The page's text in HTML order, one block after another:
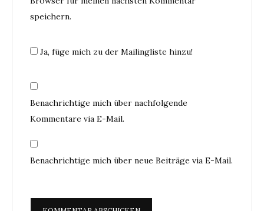
speichern.
Ja, füge mich zu der Mailingliste hinzu!
Benachrichtige mich über nachfolgende
Kommentare via E-Mail.
Benachrichtige mich über neue Beiträge via E-Mail.